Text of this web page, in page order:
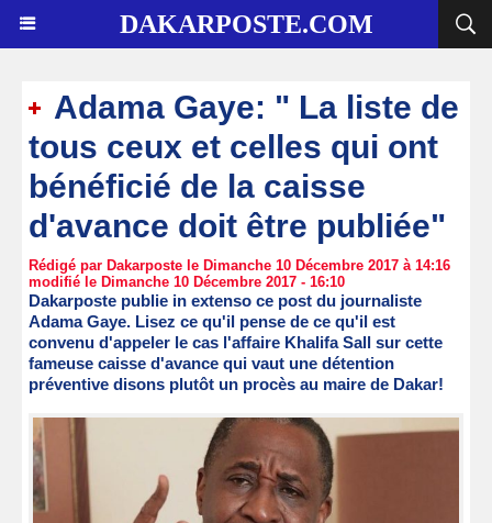
DAKARPOSTE.COM
Adama Gaye: " La liste de
tous ceux et celles qui ont
bénéficié de la caisse
d'avance doit être publiée"
Rédigé par Dakarposte le Dimanche 10 Décembre 2017 à 14:16
modifié le Dimanche 10 Décembre 2017 - 16:10
Dakarposte publie in extenso ce post du journaliste
Adama Gaye. Lisez ce qu'il pense de ce qu'il est
convenu d'appeler le cas l'affaire Khalifa Sall sur cette
fameuse caisse d'avance qui vaut une détention
préventive disons plutôt un procès au maire de Dakar!